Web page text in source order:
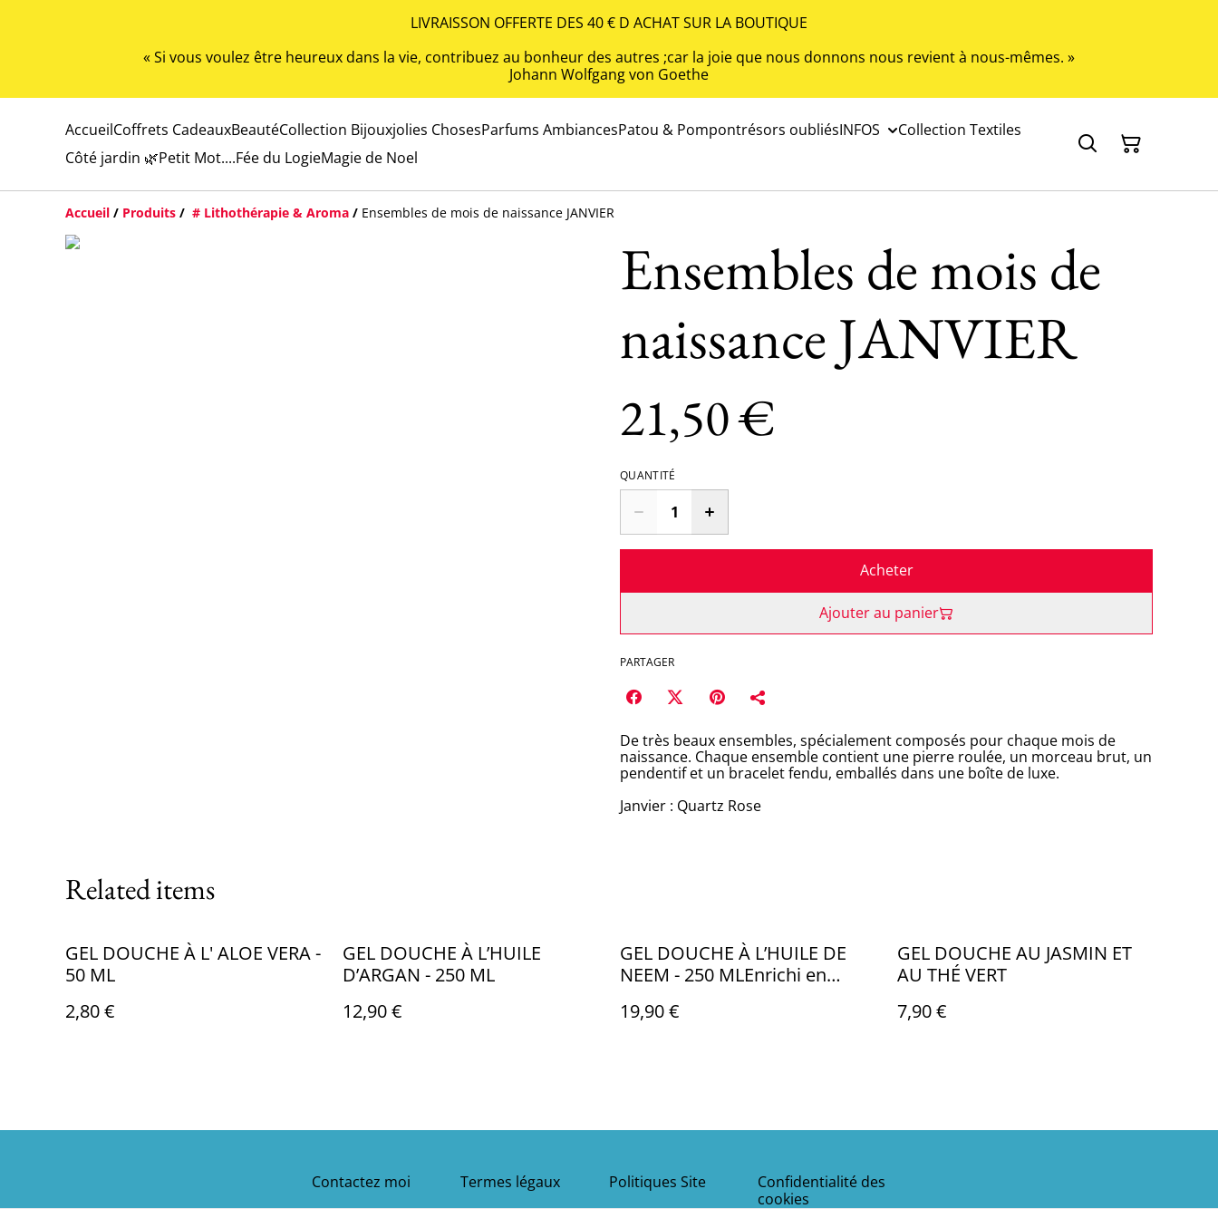
LIVRAISSON OFFERTE DES 40 € D ACHAT SUR LA BOUTIQUE
« Si vous voulez être heureux dans la vie, contribuez au bonheur des autres ;car la joie que nous donnons nous revient à nous-mêmes. »
Johann Wolfgang von Goethe
AccueilCoffrets CadeauxBeautéCollection Bijouxjolies ChosesParfums AmbiancesPatou & Pompontrésors oubliésINFOS
Collection Textiles
Côté jardin 🌿Petit Mot....Fée du LogieMagie de Noel
Accueil / Produits / # Lithothérapie & Aroma / Ensembles de mois de naissance JANVIER
Ensembles de mois de
naissance JANVIER
21,50 €
QUANTITÉ
Acheter
Ajouter au panier
PARTAGER
De très beaux ensembles, spécialement composés pour chaque mois de
naissance. Chaque ensemble contient une pierre roulée, un morceau brut, un
pendentif et un bracelet fendu, emballés dans une boîte de luxe.
Janvier : Quartz Rose
Related items
GEL DOUCHE À L' ALOE VERA -
50 ML
2,80 €
GEL DOUCHE À L’HUILE
D’ARGAN - 250 ML
12,90 €
GEL DOUCHE À L’HUILE DE
NEEM - 250 MLEnrichi en
19,90 €
GEL DOUCHE AU JASMIN ET
AU THÉ VERT
7,90 €
Contactez moi Termes légaux Politiques Site
Confidentialité des
cookies